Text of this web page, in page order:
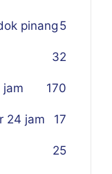
pinang 5
32
jam 170
24 jam 17
25